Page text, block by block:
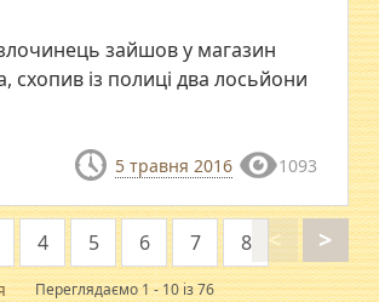
зайшов у магазин
схопив із полиці два лосьйони
5 травня 2016 1093
<
4 5 6 7 8 >
Переглядаємо 1 - 10 із 76